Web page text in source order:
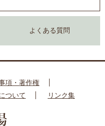
よくある質問
項・著作権
ついて リンク集